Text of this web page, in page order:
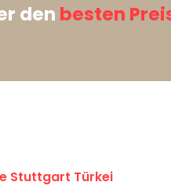
den besten
Stuttgart Türkei